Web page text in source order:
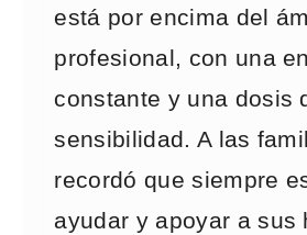
está por encima del
profesional, con una
constante y una dosis
sensibilidad. A las
recordó que siempre
ayudar y apoyar a sus